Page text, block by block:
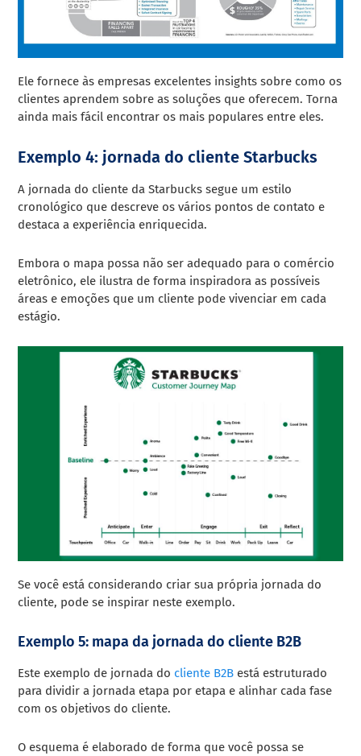
Ele fornece às empresas excelentes insights sobre como os
clientes aprendem sobre as soluções que oferecem. Torna
ainda mais fácil encontrar os mais populares entre eles.
Exemplo 4: jornada do cliente Starbucks
A jornada do cliente da Starbucks segue um estilo
cronológico que descreve os vários pontos de contato e
destaca a experiência enriquecida.
Embora o mapa possa não ser adequado para o comércio
eletrônico, ele ilustra de forma inspiradora as possíveis
áreas e emoções que um cliente pode vivenciar em cada
estágio.
Se você está considerando criar sua própria jornada do
cliente, pode se inspirar neste exemplo.
Exemplo 5: mapa da jornada do cliente B2B
Este exemplo de jornada do cliente B2B está estruturado
para dividir a jornada etapa por etapa e alinhar cada fase
com os objetivos do cliente.
O esquema é elaborado de forma que você possa se